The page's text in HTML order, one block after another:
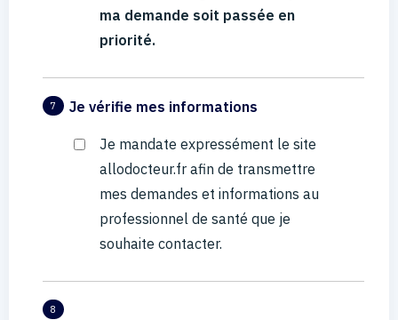
ma demande soit passée en
priorité.
7 Je vérifie mes informations
Je mandate expressément le site
allodocteur.fr afin de transmettre
mes demandes et informations au
professionnel de santé que je
souhaite contacter.
8